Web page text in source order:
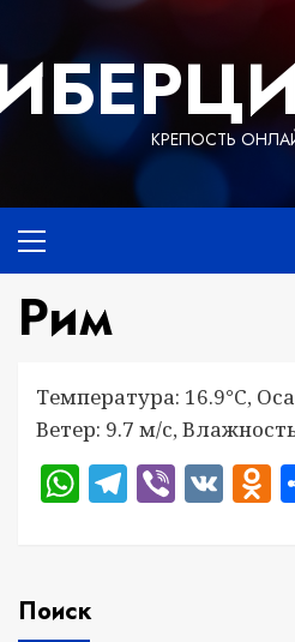
содержимому
КРЕПОСТЬ
меню
Рим
Температура: 16.9°C,
Ветер: 9.7 м/с,
WhatsApp
Viber
VK
Поиск